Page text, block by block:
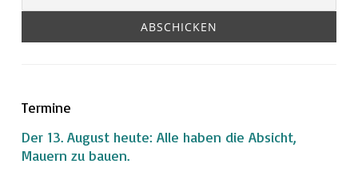
Termine
Der 13. August heute: Alle haben die Absicht,
Mauern zu bauen.